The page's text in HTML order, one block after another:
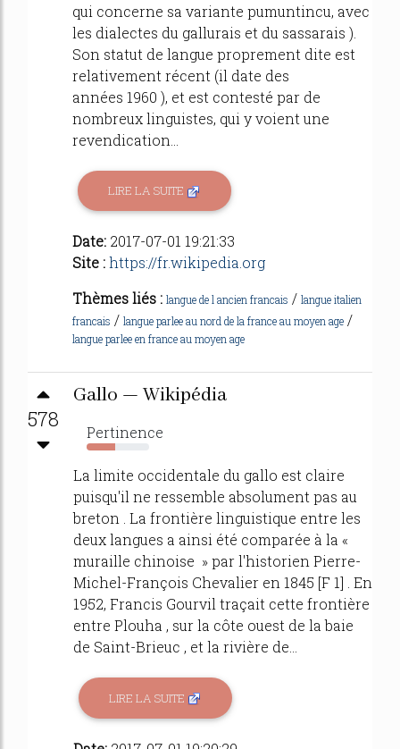
qui concerne sa variante pumuntincu, avec
les dialectes du gallurais et du sassarais ).
Son statut de langue proprement dite est
relativement récent (il date des
années 1960 ), et est contesté par de
nombreux linguistes, qui y voient une
revendication...
LIRE LA SUITE
Date: 2017-07-01 19:21:33
Site :https://fr.wikipedia.org
Thèmes liés : langue de l ancien francais / langue italien
francais / langue parlee au nord de la france au moyen age /
langue parlee en france au moyen age
578
Gallo — Wikipédia
Pertinence
45%
La limite occidentale du gallo est claire
puisqu'il ne ressemble absolument pas au
breton . La frontière linguistique entre les
deux langues a ainsi été comparée à la «
muraille chinoise » par l'historien Pierre-
Michel-François Chevalier en 1845 [F 1] . En
1952, Francis Gourvil traçait cette frontière
entre Plouha , sur la côte ouest de la baie
de Saint-Brieuc , et la rivière de...
LIRE LA SUITE